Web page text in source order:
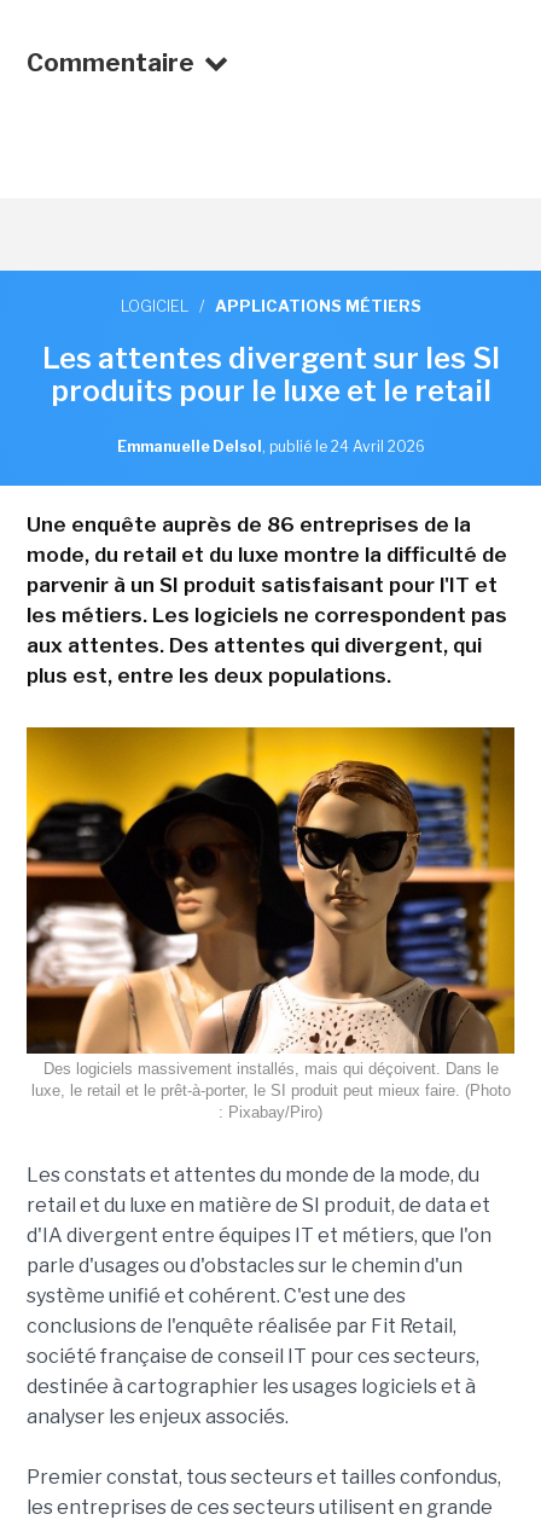
Commentaire
LOGICIEL / APPLICATIONS MÉTIERS
Les attentes divergent sur les SI
produits pour le luxe et le retail
Emmanuelle Delsol , publié le 24 Avril 2026
Une enquête auprès de 86 entreprises de la
mode, du retail et du luxe montre la difficulté de
parvenir à un SI produit satisfaisant pour l'IT et
les métiers. Les logiciels ne correspondent pas
aux attentes. Des attentes qui divergent, qui
plus est, entre les deux populations.
Des logiciels massivement installés, mais qui déçoivent. Dans le
luxe, le retail et le prêt-à-porter, le SI produit peut mieux faire. (Photo
: Pixabay/Piro)
Les constats et attentes du monde de la mode, du
retail et du luxe en matière de SI produit, de data et
d'IA divergent entre équipes IT et métiers, que l'on
parle d'usages ou d'obstacles sur le chemin d'un
système unifié et cohérent. C'est une des
conclusions de l'enquête réalisée par Fit Retail,
société française de conseil IT pour ces secteurs,
destinée à cartographier les usages logiciels et à
analyser les enjeux associés.
Premier constat, tous secteurs et tailles confondus,
les entreprises de ces secteurs utilisent en grande